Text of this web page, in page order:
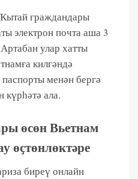
граждандары
электрон почта аша 3
улар хатты
килгәндә
менән бергә
күрһәтә ала.
өсөн Вьетнам
өҫтөнлөктәре
биреү онлайн